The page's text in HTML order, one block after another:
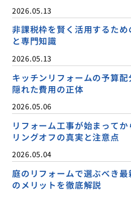
2026.05.13
非課税枠を賢く活用するた
と専門知識
2026.05.13
キッチンリフォームの予算
隠れた費用の正体
2026.05.06
リフォーム工事が始まって
リングオフの真実と注意点
2026.05.04
庭のリフォームで選ぶべき
のメリットを徹底解説